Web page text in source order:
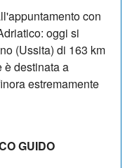
con
oggi si
(Ussita) di 163 km
è destinata a
estremamente
GUIDO